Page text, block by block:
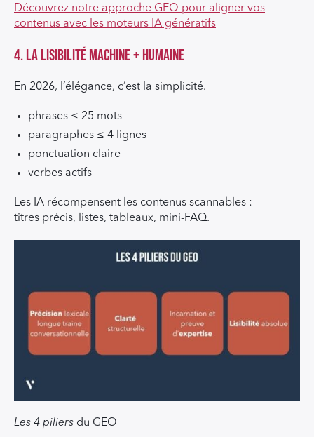
Découvrez notre approche GEO pour aligner vos
contenus avec les moteurs IA génératifs
4. La lisibilité machine + humaine
En 2026, l’élégance, c’est la simplicité.
phrases ≤ 25 mots
paragraphes ≤ 4 lignes
ponctuation claire
verbes actifs
Les IA récompensent les contenus scannables :
titres précis, listes, tableaux, mini-FAQ.
Les 4 piliers du GEO